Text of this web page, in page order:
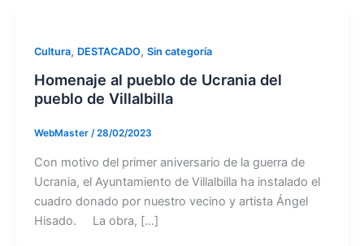
Cultura, DESTACADO, Sin categoría
Homenaje al pueblo de Ucrania del
pueblo de Villalbilla
WebMaster /28/02/2023
Con motivo del primer aniversario de la guerra de
Ucrania, el Ayuntamiento de Villalbilla ha instalado el
cuadro donado por nuestro vecino y artista Ángel
Hisado. La obra, […]